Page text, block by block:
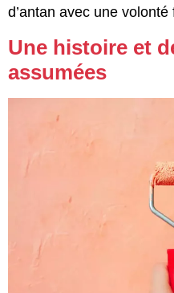
d’antan avec une volonté
Une histoire et
assumées